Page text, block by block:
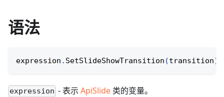
语法
expression . SetSlideShowTransition (transition)
expression - 表示ApiSlide 类的变量。